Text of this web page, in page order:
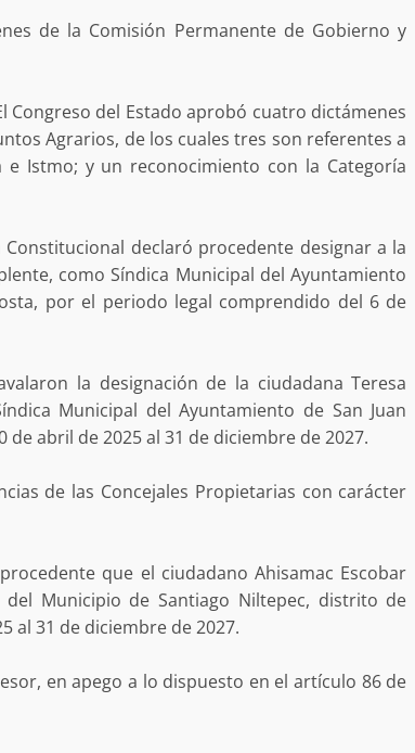
de la Comisión Permanente de Gobierno y
Congreso del Estado aprobó cuatro dictámenes
Agrarios, de los cuales tres son referentes a
Istmo; y un reconocimiento con la Categoría
declaró procedente designar a la
como Síndica Municipal del Ayuntamiento
por el periodo legal comprendido del 6 de
la designación de la ciudadana Teresa
Municipal del Ayuntamiento de San Juan
abril de 2025 al 31 de diciembre de 2027.
de las Concejales Propietarias con carácter
que el ciudadano Ahisamac Escobar
Municipio de Santiago Niltepec, distrito de
al 31 de diciembre de 2027.
en apego a lo dispuesto en el artículo 86 de
Jesús Romero
7 agosto 2026
¡Histórico! Bukele elimina el presupuesto a
los partidos políticos.
Avanza con orden y tranquilidad el